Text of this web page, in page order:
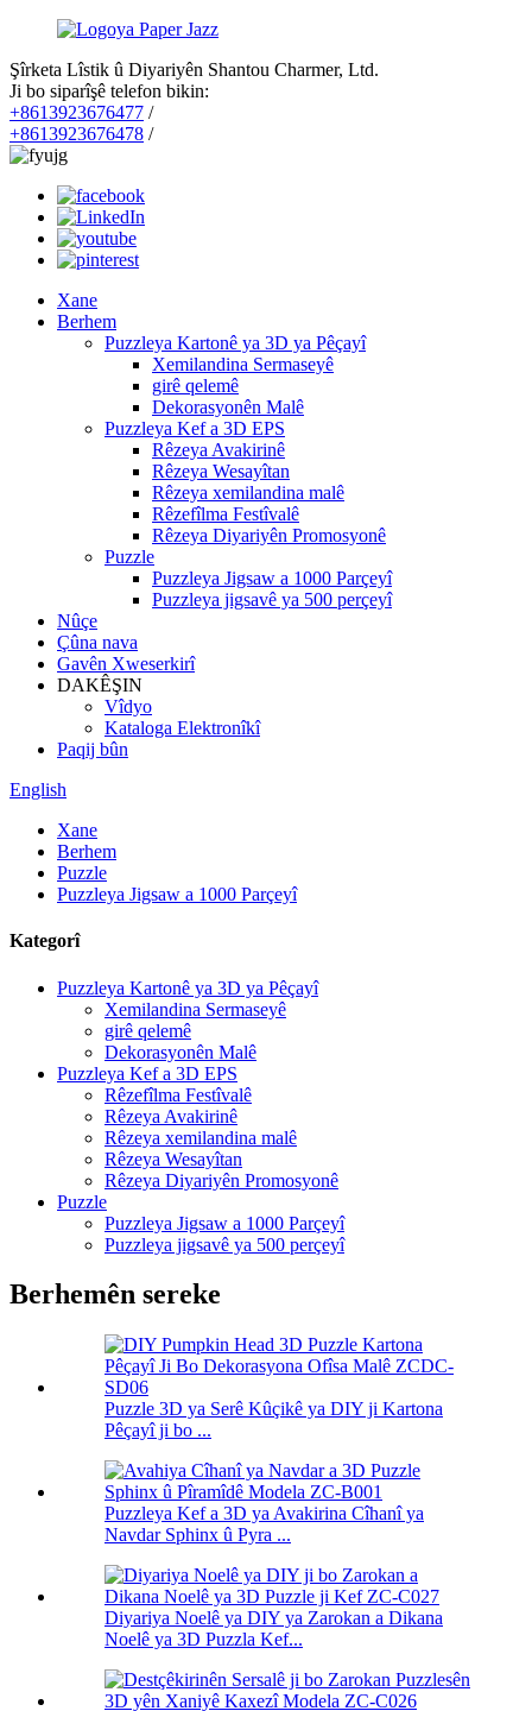
Şîrketa Lîstik û Diyariyên Shantou Charmer, Ltd.
Ji bo siparîşê telefon bikin:
+8613923676477 /
+8613923676478 /
Xane
Berhem
Puzzleya Kartonê ya 3D ya Pêçayî
Xemilandina Sermaseyê
girê qelemê
Dekorasyonên Malê
Puzzleya Kef a 3D EPS
Rêzeya Avakirinê
Rêzeya Wesayîtan
Rêzeya xemilandina malê
Rêzefîlma Festîvalê
Rêzeya Diyariyên Promosyonê
Puzzle
Puzzleya Jigsaw a 1000 Parçeyî
Puzzleya jigsavê ya 500 perçeyî
Nûçe
Çûna nava
Gavên Xweserkirî
DAKÊŞIN
Vîdyo
Kataloga Elektronîkî
Paqij bûn
English
Xane
Berhem
Puzzle
Puzzleya Jigsaw a 1000 Parçeyî
Kategorî
Puzzleya Kartonê ya 3D ya Pêçayî
Xemilandina Sermaseyê
girê qelemê
Dekorasyonên Malê
Puzzleya Kef a 3D EPS
Rêzefîlma Festîvalê
Rêzeya Avakirinê
Rêzeya xemilandina malê
Rêzeya Wesayîtan
Rêzeya Diyariyên Promosyonê
Puzzle
Puzzleya Jigsaw a 1000 Parçeyî
Puzzleya jigsavê ya 500 perçeyî
Berhemên sereke
Puzzle 3D ya Serê Kûçikê ya DIY ji Kartona
Pêçayî ji bo ...
Puzzleya Kef a 3D ya Avakirina Cîhanî ya
Navdar Sphinx û Pyra ...
Diyariya Noelê ya DIY ya Zarokan a Dikana
Noelê ya 3D Puzzla Kef...